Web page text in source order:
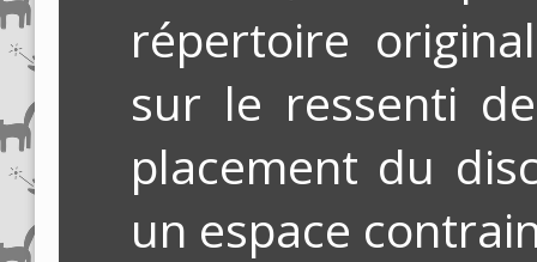
répertoire
sur le ressenti
placement du
un espace